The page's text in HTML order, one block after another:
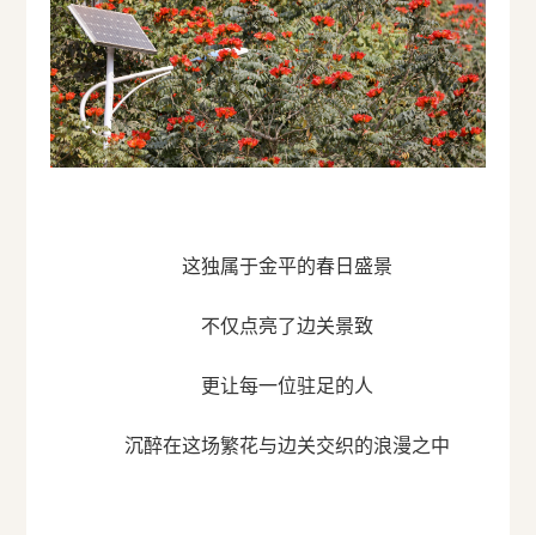
这独属于金平的春日盛景
不仅点亮了边关景致
更让每一位驻足的人
沉醉在这场繁花与边关交织的浪漫之中